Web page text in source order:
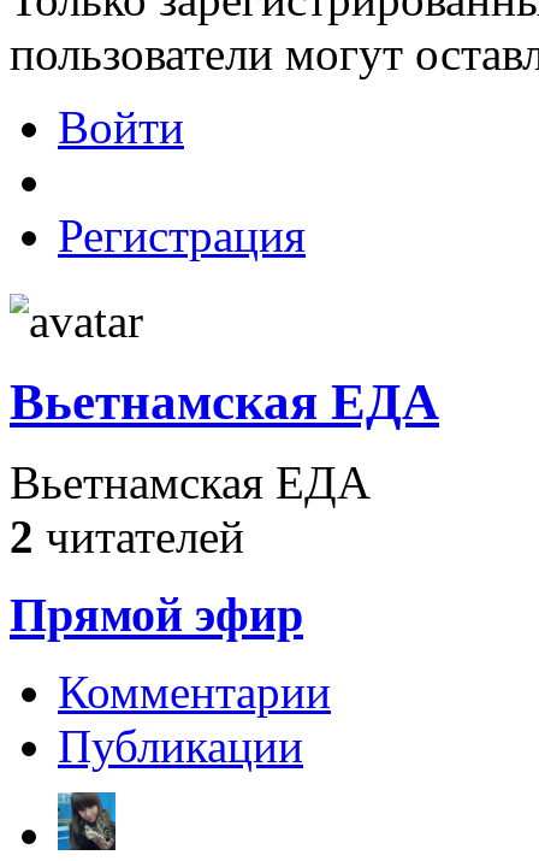
пользователи могут
Войти
Регистрация
Вьетнамская ЕДА
Вьетнамская ЕДА
2 читателей
Прямой эфир
Комментарии
Публикации